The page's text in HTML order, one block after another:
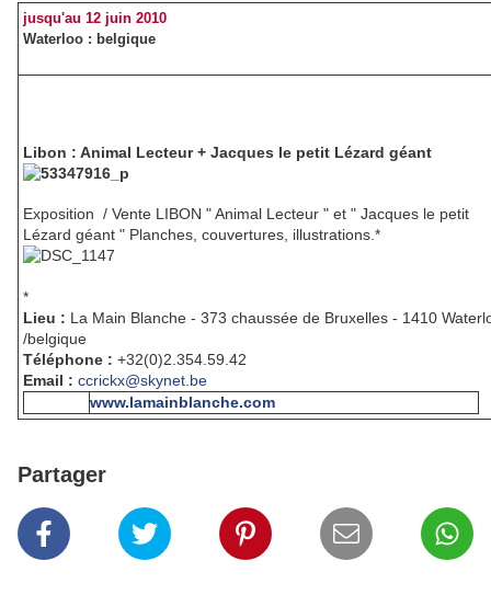
jusqu'au 12 juin 2010
Waterloo : belgique
Libon : Animal Lecteur + Jacques le petit Lézard géant
Exposition / Vente LIBON " Animal Lecteur " et " Jacques le petit
Lézard géant " Planches, couvertures, illustrations.*
*
Lieu : La Main Blanche - 373 chaussée de Bruxelles - 1410
/belgique
Téléphone : +32(0)2.354.59.42
Email : ccrickx@skynet.be
www.lamainblanche.com
Partager